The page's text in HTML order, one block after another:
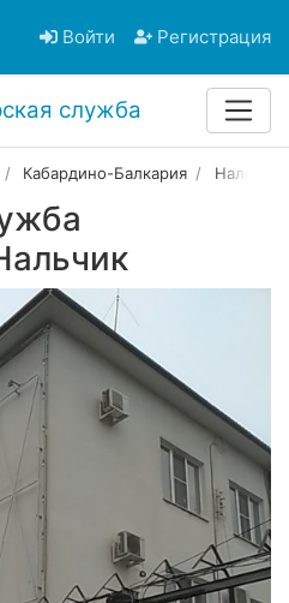
Войти Регистрация
служба
Кабардино-Балкария Нальчик